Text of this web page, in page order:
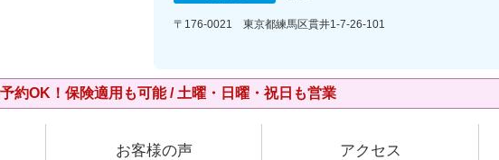
〒176-0021 東京都練馬区貫井1-7-26-101
約OK！保険適用も可能 / 土曜・日曜・祝日も営業
お客様の声 アクセス